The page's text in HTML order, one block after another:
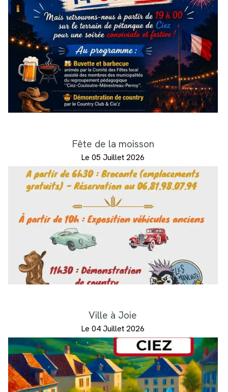
Fête de la moisson
Le 05 Juillet 2026
Ville à Joie
Le 04 Juillet 2026